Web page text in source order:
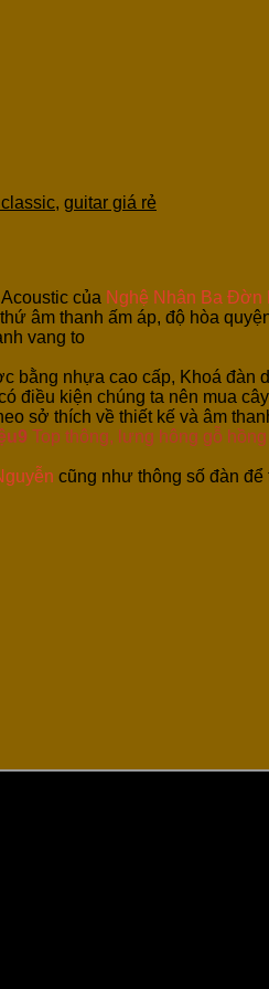
, guitar giá rẻ
của Nghệ Nhân Ba Đờn
âm thanh ấm áp, độ hòa
vang to
bằng nhựa cao cấp, Khoá đàn
kiện chúng ta nên mua
sở thích về thiết kế và âm
Top thông, lưng hông gỗ
cũng như thông số đàn